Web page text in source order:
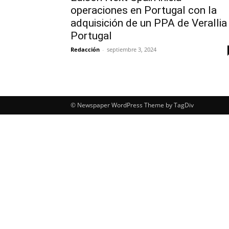
operaciones en Portugal con la
adquisición de un PPA de Verallia
Portugal
Redacción - septiembre 3, 2024
© Newspaper WordPress Theme by TagDiv